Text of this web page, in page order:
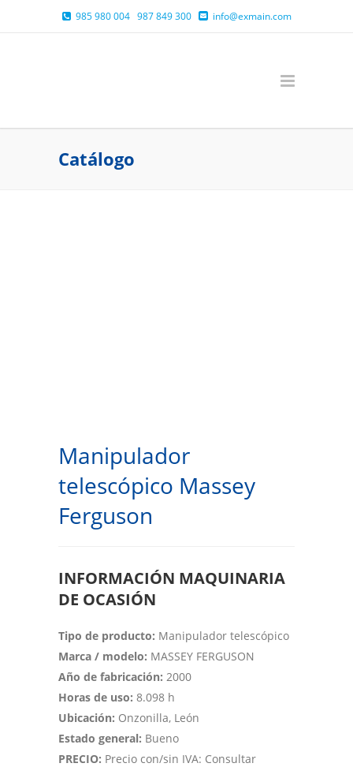
985 980 004 987 849 300 info@exmain.com
Catálogo
Manipulador
telescópico Massey
Ferguson
INFORMACIÓN MAQUINARIA
DE OCASIÓN
Tipo de producto: Manipulador telescópico
Marca / modelo: MASSEY FERGUSON
Año de fabricación: 2000
Horas de uso: 8.098 h
Ubicación: Onzonilla, León
Estado general: Bueno
PRECIO: Precio con/sin IVA: Consultar